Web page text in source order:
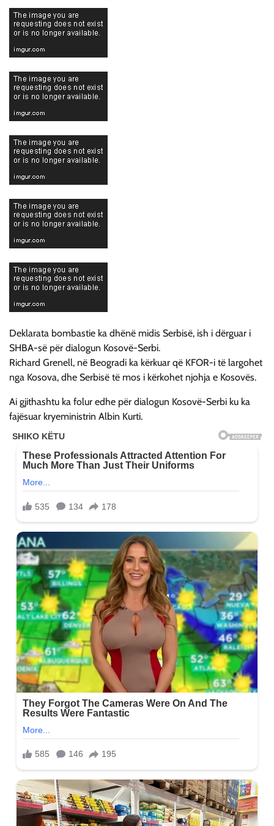
Deklarata bombastie ka dhënë midis Serbisë, ish i dërguar i
SHBA-së për dialogun Kosovë-Serbi.
Richard Grenell, në Beogradi ka kërkuar që KFOR-i të largohet
nga Kosova, dhe Serbisë të mos i kërkohet njohja e Kosovës.
Ai gjithashtu ka folur edhe për dialogun Kosovë-Serbi ku ka
fajësuar kryeministrin Albin Kurti.